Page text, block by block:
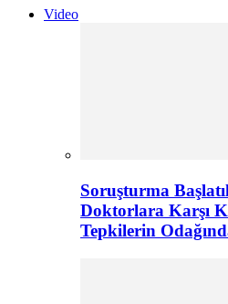
Video
Soruşturma
Doktorlara Karşı
Tepkilerin